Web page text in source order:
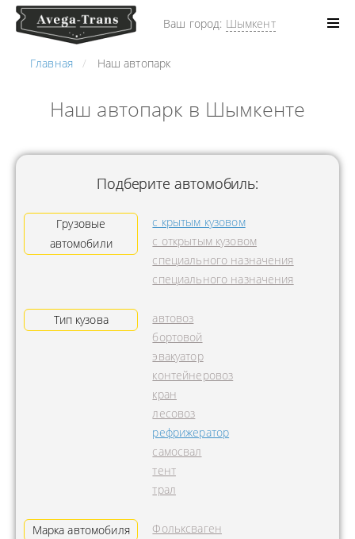
Ваш город: Шымкент
Главная Наш автопарк
Наш автопарк в Шымкенте
Подберите автомобиль:
Грузовые
автомобили
с крытым кузовом
с открытым кузовом
специального назначения
специального назначения
Тип кузова
автовоз
бортовой
эвакуатор
контейнеровоз
кран
лесовоз
рефрижератор
самосвал
тент
трал
Марка автомобиля
Фольксваген